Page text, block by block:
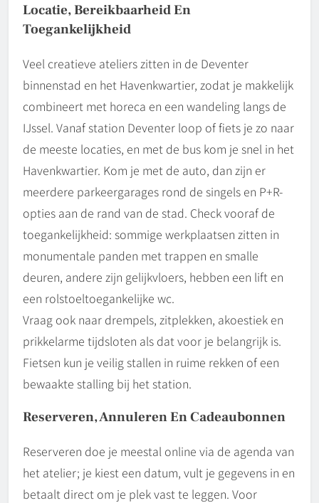
Locatie, Bereikbaarheid En
Toegankelijkheid
Veel creatieve ateliers zitten in de Deventer
binnenstad en het Havenkwartier, zodat je makkelijk
combineert met horeca en een wandeling langs de
IJssel. Vanaf station Deventer loop of fiets je zo naar
de meeste locaties, en met de bus kom je snel in het
Havenkwartier. Kom je met de auto, dan zijn er
meerdere parkeergarages rond de singels en P+R-
opties aan de rand van de stad. Check vooraf de
toegankelijkheid: sommige werkplaatsen zitten in
monumentale panden met trappen en smalle
deuren, andere zijn gelijkvloers, hebben een lift en
een rolstoeltoegankelijke wc.
Vraag ook naar drempels, zitplekken, akoestiek en
prikkelarme tijdsloten als dat voor je belangrijk is.
Fietsen kun je veilig stallen in ruime rekken of een
bewaakte stalling bij het station.
Reserveren, Annuleren En Cadeaubonnen
Reserveren doe je meestal online via de agenda van
het atelier; je kiest een datum, vult je gegevens in en
betaalt direct om je plek vast te leggen. Voor